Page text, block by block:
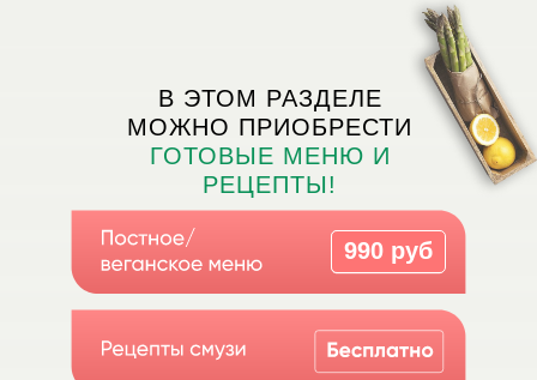
В ЭТОМ РАЗДЕЛЕ
МОЖНО ПРИОБРЕСТИ
ГОТОВЫЕ МЕНЮ И
РЕЦЕПТЫ!
990 руб